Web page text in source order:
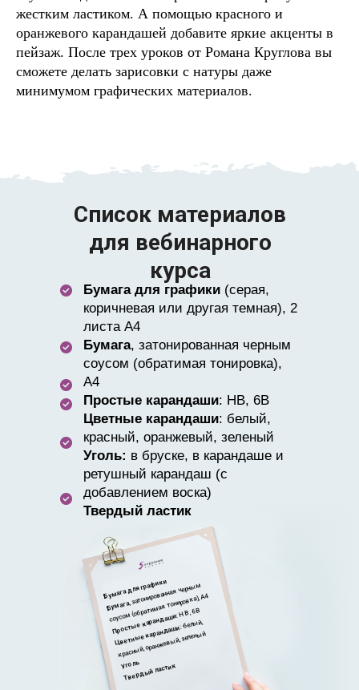
жестким ластиком. А помощью красного и
оранжевого карандашей добавите яркие акценты в
пейзаж. После трех уроков от Романа Круглова вы
сможете делать зарисовки с натуры даже
минимумом графических материалов.
Список материалов
для вебинарного
курса
Бумага для графики
Бумага, затонированная черным
соусом (обратимая тонировка), А4
Простые карандаши: HB, 6B
Цветные карандаши: белый,
красный, оранжевый, зеленый
Уголь
Твердый ластик
Бумага для графики (серая,
коричневая или другая темная), 2
листа А4
Бумага, затонированная черным
соусом (обратимая тонировка),
А4
Простые карандаши: HB, 6B
Цветные карандаши: белый,
красный, оранжевый, зеленый
Уголь: в бруске, в карандаше и
ретушный карандаш (с
добавлением воска)
Твердый ластик